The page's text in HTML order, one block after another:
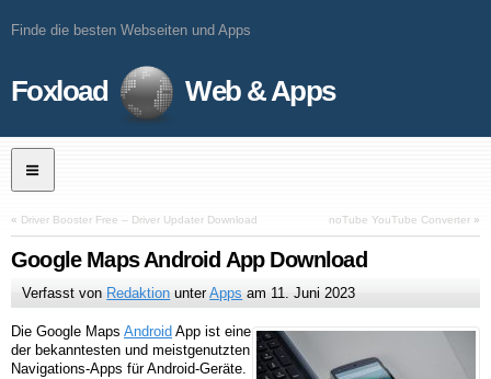
Finde die besten Webseiten und Apps
Foxload Web & Apps
« Driver Booster Free – Driver Updater Download noTube YouTube Converter »
Google Maps Android App Download
Verfasst von Redaktion unterApps am 11. Juni 2023
Die Google Maps Android App ist eine
der bekanntesten und meistgenutzten
Navigations-Apps für Android-Geräte.